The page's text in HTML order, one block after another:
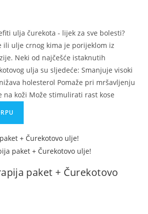
ulja čurekota - lijek za sve bolesti?
ili ulje crnog kima je porijeklom iz
Neki od najčešće istaknutih
ulja su sljedeće: Smanjuje visoki
holesterol Pomaže pri mršavljenju
na koži Može stimulirati rast kose
paket + Čurekotovo